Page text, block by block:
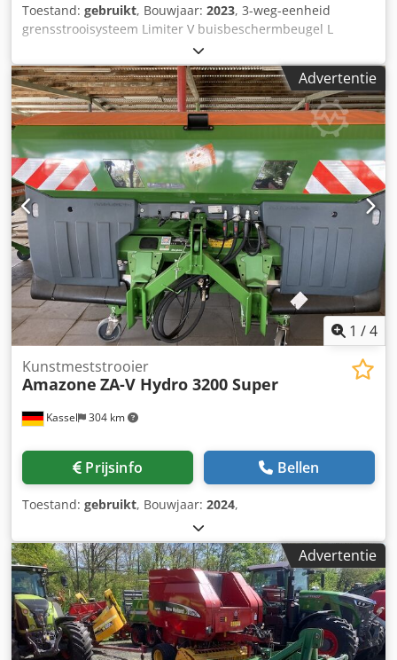
Toestand: gebruikt, Bouwjaar: 2023, 3-weg-eenheid
grensstrooisysteem Limiter V buisbeschermbeugel L
mechanische / positieweergave strooimechanisme ZA-V
opzetbak S 2000 inbouwdelen voor / ZA-basismachines
aftakas met wrijvingskoppeling spatbord L en ladders /
LED-achterverlichting Dcjdpfx Aot Dwiboqpek
Advertentie
1 /4
Kassel 304 km
Kunstmeststrooier
Amazone ZA-V Hydro 3200 Super
Prijsinfo Bellen
Toestand: gebruikt, Bouwjaar: 2024,
Advertentie